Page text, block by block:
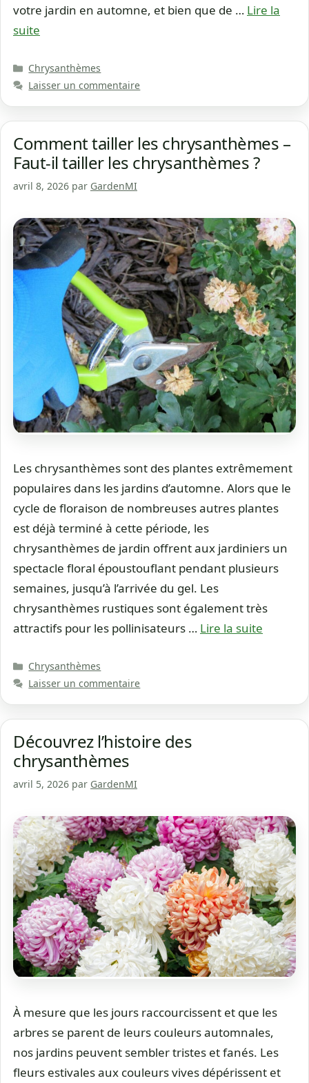
votre jardin en automne, et bien que de … Lire la
suite
Catégories
Chrysanthèmes
Laisser un commentaire
Comment tailler les chrysanthèmes –
Faut-il tailler les chrysanthèmes ?
avril 8, 2026 par GardenMI
Les chrysanthèmes sont des plantes extrêmement
populaires dans les jardins d’automne. Alors que le
cycle de floraison de nombreuses autres plantes
est déjà terminé à cette période, les
chrysanthèmes de jardin offrent aux jardiniers un
spectacle floral époustouflant pendant plusieurs
semaines, jusqu’à l’arrivée du gel. Les
chrysanthèmes rustiques sont également très
attractifs pour les pollinisateurs … Lire la suite
Catégories
Chrysanthèmes
Laisser un commentaire
Découvrez l’histoire des
chrysanthèmes
avril 5, 2026 par GardenMI
À mesure que les jours raccourcissent et que les
arbres se parent de leurs couleurs automnales,
nos jardins peuvent sembler tristes et fanés. Les
fleurs estivales aux couleurs vives dépérissent et